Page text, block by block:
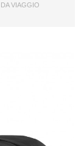
VIAGGIO